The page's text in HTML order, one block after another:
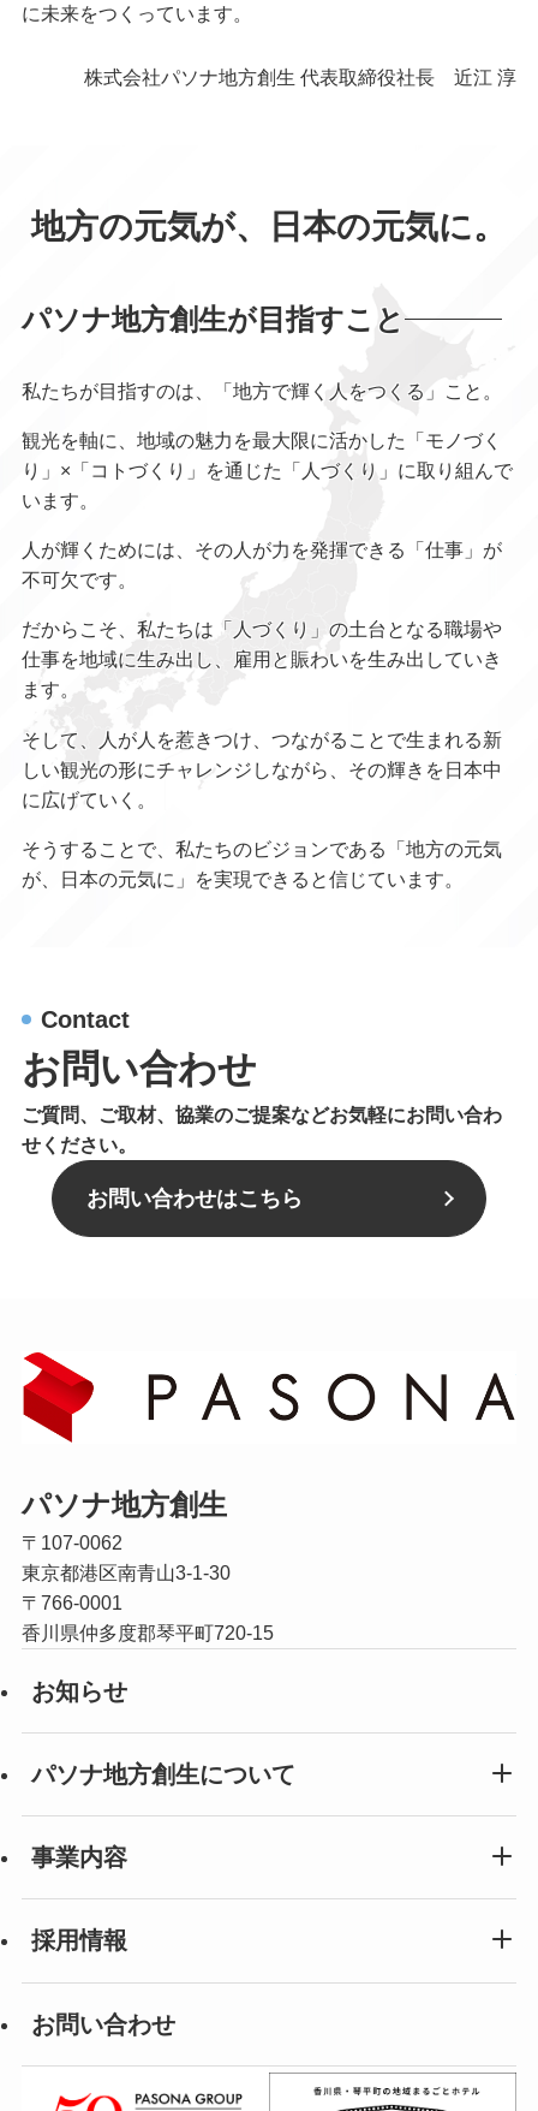
に未来をつくっています。
株式会社パソナ地方創生 代表取締役社長 近江 淳
地方の元気が、日本の元気に。
パソナ地方創生が目指すこと
私たちが目指すのは、「地方で輝く人をつくる」こと。
観光を軸に、地域の魅力を最大限に活かした「モノづく
り」×「コトづくり」を通じた「人づくり」に取り組んで
います。
人が輝くためには、その人が力を発揮できる「仕事」が
不可欠です。
だからこそ、私たちは「人づくり」の土台となる職場や
仕事を地域に生み出し、雇用と賑わいを生み出していき
ます。
そして、人が人を惹きつけ、つながることで生まれる新
しい観光の形にチャレンジしながら、その輝きを日本中
に広げていく。
そうすることで、私たちのビジョンである「地方の元気
が、日本の元気に」を実現できると信じています。
Contact
お問い合わせ
ご質問、ご取材、協業のご提案などお気軽にお問い合わ
せください。
お問い合わせはこちら
パソナ地方創生
〒107-0062
東京都港区南青山3-1-30
〒766-0001
香川県仲多度郡琴平町720-15
お知らせ
パソナ地方創生について
事業内容
採用情報
お問い合わせ